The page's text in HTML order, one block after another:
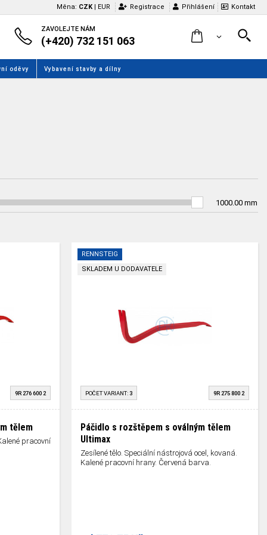
Měna: CZK | EUR Registrace Přihlášení Kontakt
ZAVOLEJTE NÁM
(+420) 732 151 063
oděvy Vybavení stavby a dílny
1000.00 mm
9R 276 600 2
tělem
pracovní
RENNSTEIG
SKLADEM U DODAVATELE
POČET VARIANT: 3 9R 275 800 2
Páčidlo s rozštěpem s oválným tělem
Ultimax
Zesílené tělo. Speciální nástrojová ocel, kovaná.
Kalené pracovní hrany. Červená barva.